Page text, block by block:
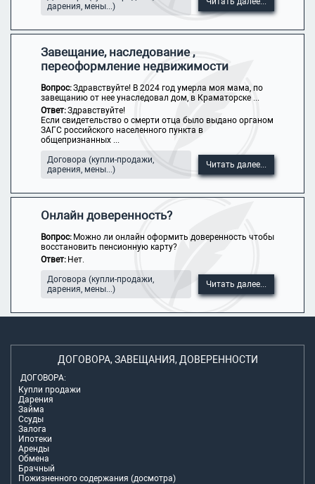
дарения, мены...)
Завещание, наследование ,
переоформление недвижимости
Вопрос:Здравствуйте! В 2024 год умерла моя мама, по
завещанию от нее унаследовал дом, в Краматорске ...
Ответ:Здравствуйте!
Если свидетельство о смерти отца было выдано органом
ЗАГС российского населенного пункта в
общепризнанных ...
Договора (купли-продажи,
дарения, мены...)
Читать далее...
Онлайн доверенность?
Вопрос: Можно ли онлайн оформить доверенность чтобы
восстановить пенсионную карту?
Ответ: Нет.
Договора (купли-продажи,
дарения, мены...)
Читать далее...
ДОГОВОРА, ЗАВЕЩАНИЯ, ДОВЕРЕННОСТИ
ДОГОВОРА:
Купли продажи
Дарения
Займа
Ссуды
Залога
Ипотеки
Аренды
Обмена
Брачный
Пожизненного содержания (досмотра)